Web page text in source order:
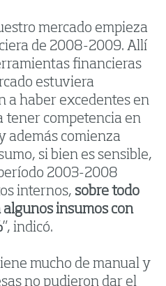
mercado empieza
de 2008-2009. Allí
financieras
estuviera
a haber excedentes en
tener competencia en
además comienza
si bien es sensible,
2003-2008
internos, sobre todo
insumos con
”, indicó.
mucho de manual y
no pudieron dar el